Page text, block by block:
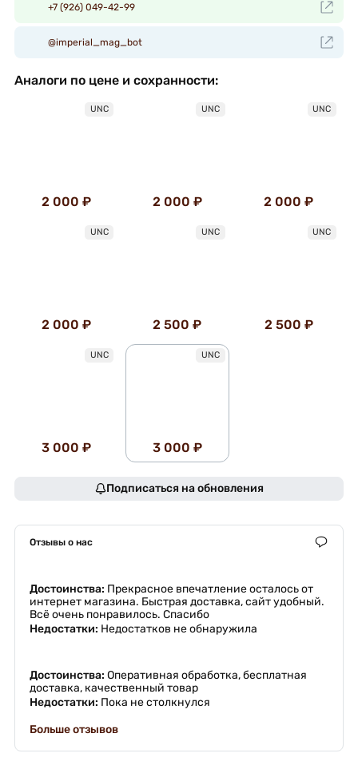
+7 (926) 049-42-99
@imperial_mag_bot
Аналоги по цене и сохранности:
UNC
2 000 ₽
UNC
2 000 ₽
UNC
2 000 ₽
UNC
2 000 ₽
UNC
2 500 ₽
UNC
2 500 ₽
UNC
3 000 ₽
UNC
3 000 ₽
Подписаться на обновления
Отзывы о нас
Достоинства: Прекрасное впечатление осталось от
интернет магазина. Быстрая доставка, сайт удобный.
Всё очень понравилось. Спасибо
Недостатки: Недостатков не обнаружила
Достоинства: Оперативная обработка, бесплатная
доставка, качественный товар
Недостатки: Пока не столкнулся
Больше отзывов